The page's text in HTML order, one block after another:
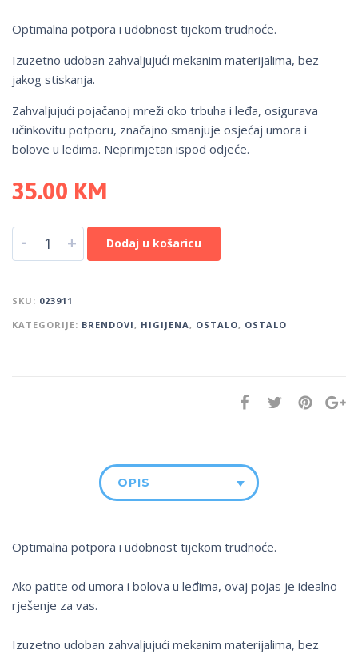
Optimalna potpora i udobnost tijekom trudnoće.
Izuzetno udoban zahvaljujući mekanim materijalima, bez
jakog stiskanja.
Zahvaljujući pojačanoj mreži oko trbuha i leđa, osigurava
učinkovitu potporu, značajno smanjuje osjećaj umora i
bolove u leđima. Neprimjetan ispod odjeće.
35.00 KM
- + Dodaj u košaricu
SKU: 023911
KATEGORIJE: BRENDOVI, HIGIJENA, OSTALO, OSTALO
OPIS
Optimalna potpora i udobnost tijekom trudnoće.
Ako patite od umora i bolova u leđima, ovaj pojas je idealno
rješenje za vas.
Izuzetno udoban zahvaljujući mekanim materijalima, bez